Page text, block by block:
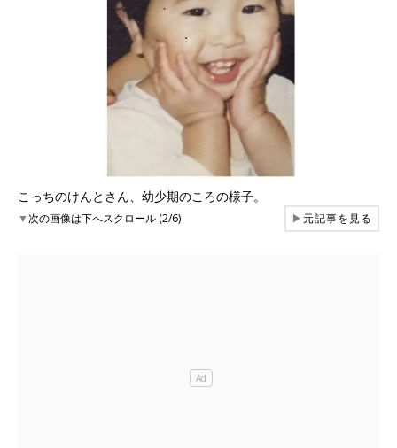
こっちのけんとさん、幼少期のころの様子。
▼次の画像は下へスクロール (2/6) ▶元記事を見る